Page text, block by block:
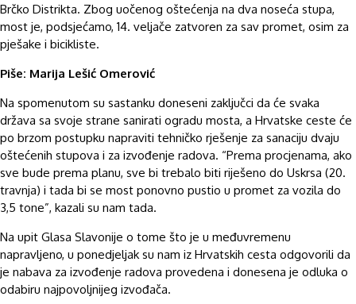
Brčko Distrikta. Zbog uočenog oštećenja na dva noseća stupa,
most je, podsjećamo, 14. veljače zatvoren za sav promet, osim za
pješake i bicikliste.
Piše: Marija Lešić Omerović
Na spomenutom su sastanku doneseni zaključci da će svaka
država sa svoje strane sanirati ogradu mosta, a Hrvatske ceste će
po brzom postupku napraviti tehničko rješenje za sanaciju dvaju
oštećenih stupova i za izvođenje radova. “Prema procjenama, ako
sve bude prema planu, sve bi trebalo biti riješeno do Uskrsa (20.
travnja) i tada bi se most ponovno pustio u promet za vozila do
3,5 tone”, kazali su nam tada.
Na upit Glasa Slavonije o tome što je u međuvremenu
napravljeno, u ponedjeljak su nam iz Hrvatskih cesta odgovorili da
je nabava za izvođenje radova provedena i donesena je odluka o
odabiru najpovoljnijeg izvođača.